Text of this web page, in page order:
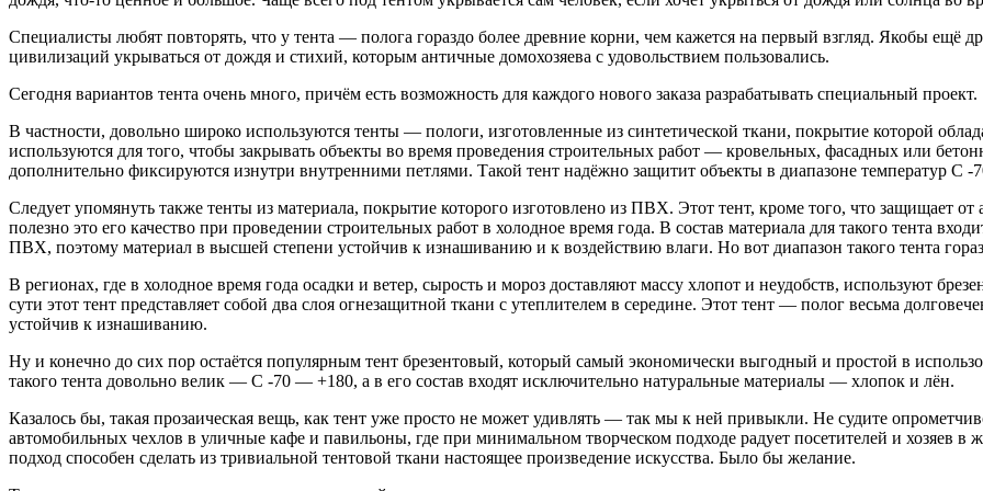
Специалисты любят повторять, что у тента — полога гораздо более древние корни, чем кажется на первый взгляд. Якобы ещё
цивилизаций укрываться от дождя и стихий, которым античные домохозяева с удовольствием пользовались.
Сегодня вариантов тента очень много, причём есть возможность для каждого нового заказа разрабатывать специальный проект.
В частности, довольно широко используются тенты — пологи, изготовленные из синтетической ткани, покрытие которой
используются для того, чтобы закрывать объекты во время проведения строительных работ — кровельных, фасадных или
дополнительно фиксируются изнутри внутренними петлями. Такой тент надёжно защитит объекты в диапазоне температур С
Следует упомянуть также тенты из материала, покрытие которого изготовлено из ПВХ. Этот тент, кроме того, что защищает
полезно это его качество при проведении строительных работ в холодное время года. В состав материала для такого тента
ПВХ, поэтому материал в высшей степени устойчив к изнашиванию и к воздействию влаги. Но вот диапазон такого тента
В регионах, где в холодное время года осадки и ветер, сырость и мороз доставляют массу хлопот и неудобств, используют
сути этот тент представляет собой два слоя огнезащитной ткани с утеплителем в середине. Этот тент — полог весьма
устойчив к изнашиванию.
Ну и конечно до сих пор остаётся популярным тент брезентовый, который самый экономически выгодный и простой в
такого тента довольно велик — С -70 — +180, а в его состав входят исключительно натуральные материалы — хлопок и лён.
Казалось бы, такая прозаическая вещь, как тент уже просто не может удивлять — так мы к ней привыкли. Не судите
автомобильных чехлов в уличные кафе и павильоны, где при минимальном творческом подходе радует посетителей и хозяев
подход способен сделать из тривиальной тентовой ткани настоящее произведение искусства. Было бы желание.